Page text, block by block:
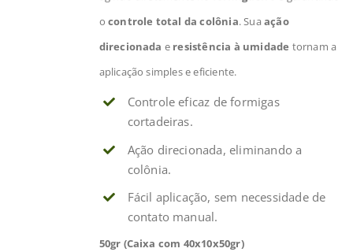
o controle total da colônia. Sua ação
direcionada e resistência à umidade tornam a
aplicação simples e eficiente.
Controle eficaz de formigas
cortadeiras.
Ação direcionada, eliminando a
colônia.
Fácil aplicação, sem necessidade de
contato manual.
50gr (Caixa com 40x10x50gr)